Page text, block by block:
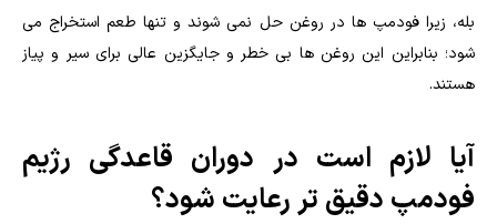
بله، زیرا فودمپ ها در روغن حل نمی شوند و تنها طعم استخراج می
شود؛ بنابراین این روغن ها بی خطر و جایگزین عالی برای سیر و پیاز
هستند.
آیا لازم است در دوران قاعدگی رژیم
فودمپ دقیق تر رعایت شود؟